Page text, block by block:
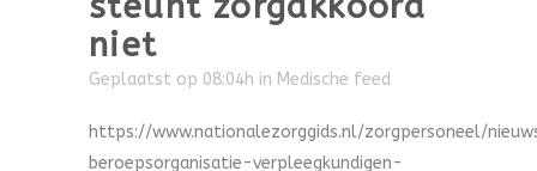
niet
Geplaatst op 08:04h in Medische feed
https://www.nationalezorggids.nl/zorgpersoneel/
beroepsorganisatie-verpleegkundigen-